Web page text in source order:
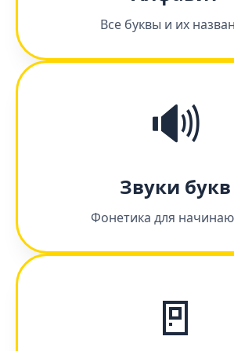
Все буквы и их
🔊
Звуки букв
Фонетика для
🚪